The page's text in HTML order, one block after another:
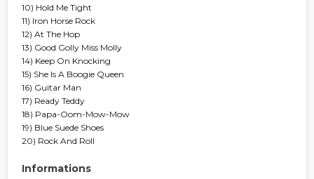
10) Hold Me Tight
11) Iron Horse Rock
12) At The Hop
13) Good Golly Miss Molly
14) Keep On Knocking
15) She Is A Boogie Queen
16) Guitar Man
17) Ready Teddy
18) Papa-Oom-Mow-Mow
19) Blue Suede Shoes
20) Rock And Roll
Informations